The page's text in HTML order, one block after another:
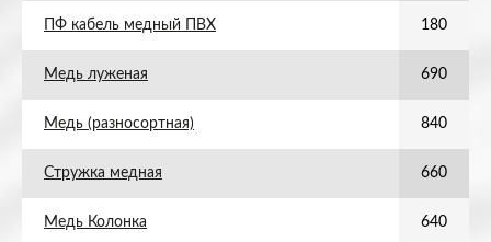
ПФ кабель медный ПВХ 180
Медь луженая 690
Медь (разносортная) 840
Стружка медная 660
Медь Колонка 640